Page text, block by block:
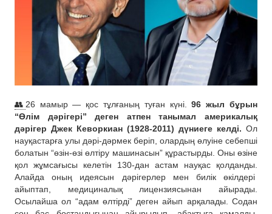
👥 26 мамыр — қос тұлғаның туған күні.96 жыл бұрын
“Өлім дәрігері” деген атпен танымал америкалық
дәрігер Джек Кеворкиан (1928-2011) дүниеге келді. Ол
науқастарға улы дәрі-дәрмек беріп, олардың өлуіне себепші
болатын “өзін-өзі өлтіру машинасын” құрастырды. Оны өзіне
қол жұмсағысы келетін 130-дан астам науқас қолданды.
Алайда оның идеясын дәрігерлер мен билік өкілдері
айыптап, медициналық лицензиясынан айырады.
Осылайша ол “адам өлтірді” деген айып арқалады. Содан